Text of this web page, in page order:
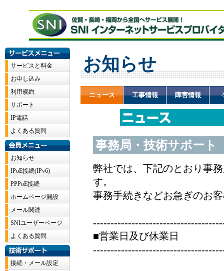
お知らせ
ニュース 工事情報 障害情報
事務局・技術サポート
弊社では、下記のとおり事
す。
事務手続きなどお急ぎのお
■営業日及び休業日